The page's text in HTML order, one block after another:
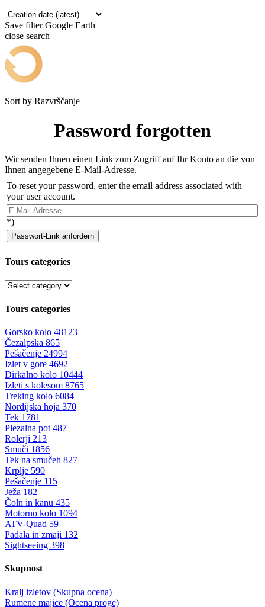
Save filter Google Earth
close search
Sort by Razvrščanje
Password forgotten
Wir senden Ihnen einen Link zum Zugriff auf Ihr Konto an die von
Ihnen angegebene E-Mail-Adresse.
To reset your password, enter the email address associated with
your user account.
*)
Passwort-Link anfordern
Tours categories
Tours categories
Gorsko kolo 48123
Čezalpska 865
Pešačenje 24994
Izlet v gore 4692
Dirkalno kolo 10444
Izleti s kolesom 8765
Treking kolo 6084
Nordijska hoja 370
Tek 1781
Plezalna pot 487
Rolerji 213
Smuči 1856
Tek na smučeh 827
Krplje 590
Pešačenje 115
Ježa 182
Čoln in kanu 435
Motorno kolo 1094
ATV-Quad 59
Padala in zmaji 132
Sightseeing 398
Skupnost
Kralj izletov (Skupna ocena)
Rumene majice (Ocena proge)